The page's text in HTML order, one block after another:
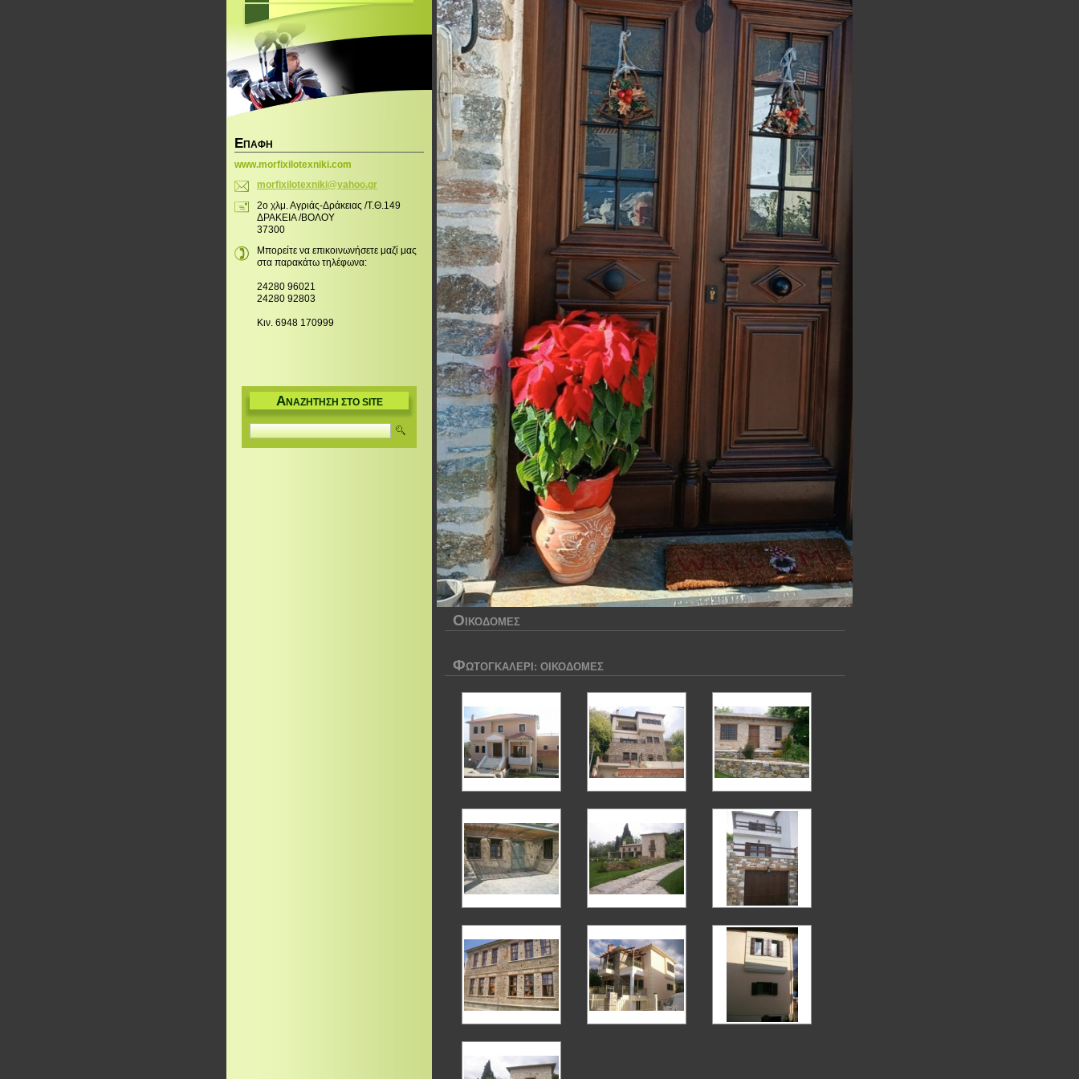
Ο ΙΚΟΔΟΜΕΣ
ΦΩΤΟΓΚΑΛΕΡΊ: ΟΙΚΟΔΟΜΕΣ
ΕΠΑΦΉ
www.morfixilotexniki.com
morfixil otexniki@yahoo.gr
2ο χλμ. Αγριάς-Δράκειας /Τ.Θ.149
ΔΡΑΚΕΙΑ /ΒΟΛΟΥ
37300
Μπορείτε να επικοινωνήσετε μαζί μας
στα παρακάτω τηλέφωνα:
24280 96021
24280 92803
Κιν. 6948 170999
ΑΝΑΖΉΤΗΣΗ ΣΤΟ SITE